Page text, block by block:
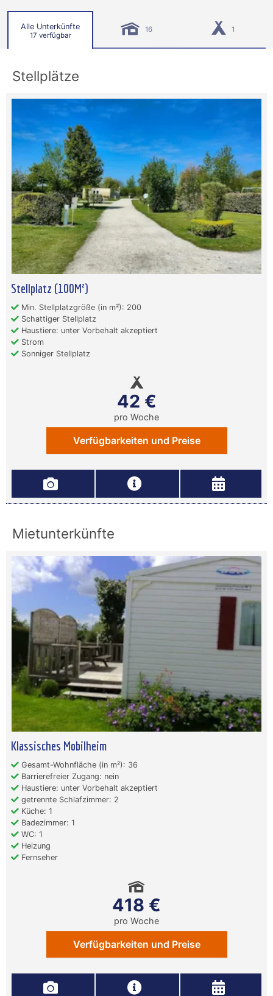
Alle Unterkünfte
17 verfügbar
16 1
Stellplätze
Stellplatz (100M²)
Min. Stellplatzgröße (in m²): 200
Schattiger Stellplatz
Haustiere: unter Vorbehalt akzeptiert
Strom
Sonniger Stellplatz
42 €
pro Woche
Verfügbarkeiten und Preise
Mietunterkünfte
Klassisches Mobilheim
Gesamt-Wohnfläche (in m²): 36
Barrierefreier Zugang: nein
Haustiere: unter Vorbehalt akzeptiert
getrennte Schlafzimmer: 2
Küche: 1
Badezimmer: 1
WC: 1
Heizung
Fernseher
418 €
pro Woche
Verfügbarkeiten und Preise